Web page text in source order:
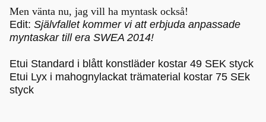
Men vänta nu, jag vill ha myntask också!
Edit: Självfallet kommer vi att erbjuda anpassade
myntaskar till era SWEA 2014!
Etui Standard i blått konstläder kostar 49 SEK styck
Etui Lyx i mahognylackat trämaterial kostar 75 SEk
styck